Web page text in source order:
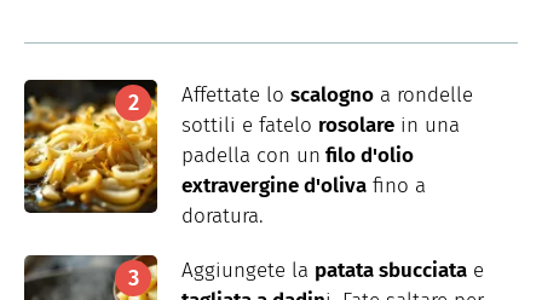
Affettate lo scalogno a rondelle
sottili e fatelo rosolare in una
padella con un filo d'olio
extravergine d'oliva fino a
doratura.
Aggiungete la patata sbucciata e